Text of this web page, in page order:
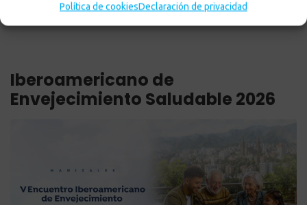
Política de cookiesDeclaración de privacidad
Iberoamericano de
Envejecimiento Saludable 2026